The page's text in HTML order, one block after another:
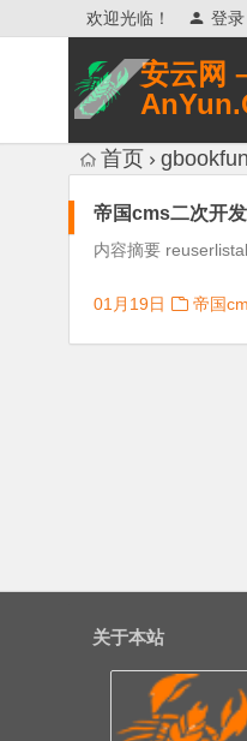
欢迎光临！ 登录
安云网
网络安全研究、网络各
首页 gbookfun
帝国cms二次开
内容摘要
01月19日 帝国
关于本站